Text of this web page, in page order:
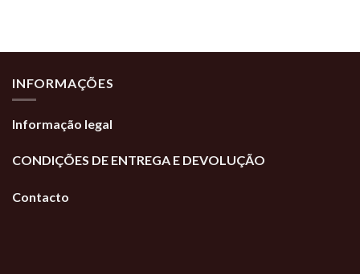
INFORMAÇÕES
Informação legal
CONDIÇÕES DE ENTREGA E DEVOLUÇÃO
Contacto